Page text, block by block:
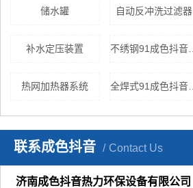
储水罐 自动反冲洗过滤器
补水定压装置 不绣钢91成色抖音短视频官网
热网加热器系统 全焊式91成色抖音短视频官网
联系成色抖音 Contact Us
济南成色抖音热力环保设备有限公司